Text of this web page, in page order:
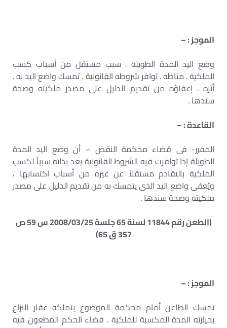
الموجز : –
وضع اليد المدة الطويلة . سبب مستقل من أسباب كسب
الملكية . مناطه . توافر شروطه القانونية . تمسك واضع اليد به .
أثره . إعفاؤه من تقديم الدليل على مصدر ملكيته وصحة
سندها .
القاعدة : –
المقرر- فى قضاء محكمة النقض – أن وضع اليد المدة
الطويلة إذا توافرت فيه الشروط القانونية يعد بذاته سبباً لكسب
الملكية بالتقادم مستقلاً عن غيره من أسباب اكتسابها ،
ويُعفى واضع اليد الذى يتمسك به من تقديم الدليل على مصدر
ملكيته وصحة سندها .
(الطعن رقم 11844 لسنة 65 جلسة 2008/03/25 س 59 ص
357 ق 65)
الموجز : –
تمسك الطاعن أمام محكمة الموضوع بتملكه عقار النزاع
بحيازته المدة المكسبة للملكية . قضاء الحكم المطعون فيه